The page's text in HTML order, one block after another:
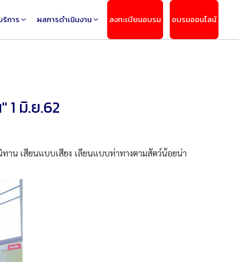
ริการ ผลการดำเนินงาน ลงทะเบียนอบรม อบรมออนไลน์
1 มิ.ย.62
น เสียนแบบเสียง เลียนแบบท่าทางตามสัตว์น้อยน่า